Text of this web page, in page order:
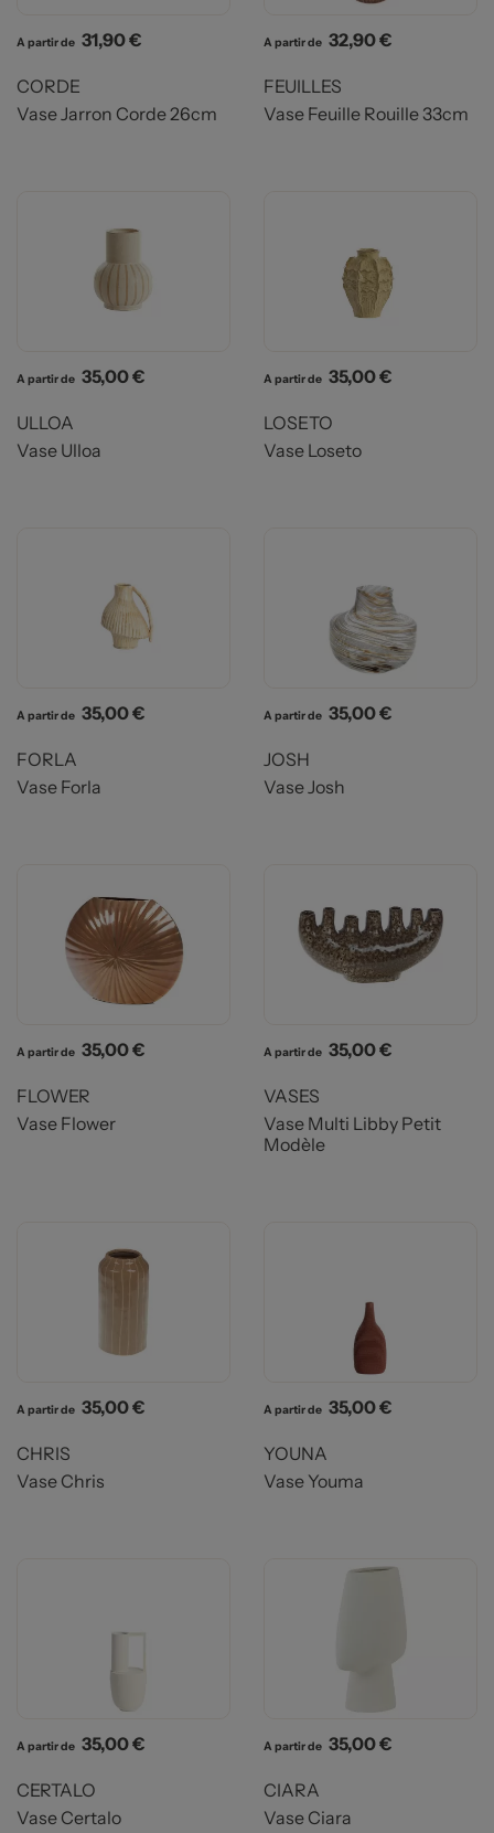
A partir de Prix
31,90 €
CORDE
Vase Jarron Corde 26cm
A partir de Prix
32,90 €
FEUILLES
Vase Feuille Rouille 33cm
A partir de Prix
35,00 €
ULLOA
Vase Ulloa
A partir de Prix
35,00 €
LOSETO
Vase Loseto
A partir de Prix
35,00 €
FORLA
Vase Forla
A partir de Prix
35,00 €
JOSH
Vase Josh
A partir de Prix
35,00 €
FLOWER
Vase Flower
A partir de Prix
35,00 €
VASES
Vase Multi Libby Petit
Modèle
A partir de Prix
35,00 €
CHRIS
Vase Chris
A partir de Prix
35,00 €
YOUNA
Vase Youma
A partir de Prix
35,00 €
CERTALO
Vase Certalo
A partir de Prix
35,00 €
CIARA
Vase Ciara